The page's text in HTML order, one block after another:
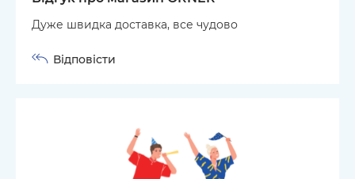
Дуже швидка доставка, все чудово
Відповісти